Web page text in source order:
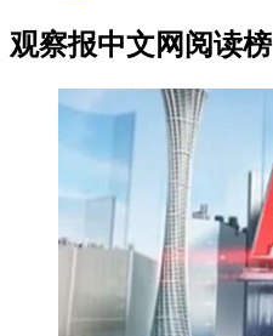
观察报中文网阅读榜